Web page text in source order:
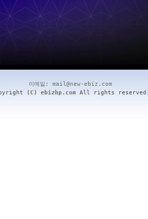
이메일: mail@new-ebiz.com
(C) ebizhp.comAll rights